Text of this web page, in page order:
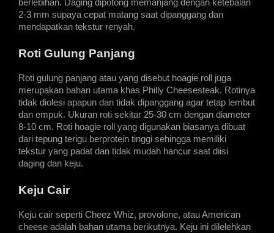
berlebihan. Daging dipotong memanjang dengan ketebalan
2-3 mm supaya cepat matang saat dipanggang dan
mendapatkan tekstur renyah.
Roti Gulung Panjang
Roti gulung panjang atau yang disebut hoagie roll juga
merupakan bahan utama khas Philly Cheesesteak. Rotinya
tidak diolesi apapun dan tidak dipanggang agar tetap lembut
dan empuk. Ukuran roti sekitar 25-30 cm dengan diameter
8-10 cm. Roti hoagie roll yang digunakan biasanya dibuat
dari tepung terigu berprotein tinggi sehingga memiliki
tekstur yang padat dan tidak mudah hancur saat diisi
daging dan keju.
Keju Cair
Keju cair seperti Cheez Whiz, provolone, atau American
cheese adalah bahan utama berikutnya. Keju ini dilelehkan